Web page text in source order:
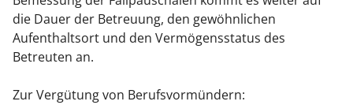
die Dauer der Betreuung, den gewöhnlichen
Aufenthaltsort und den Vermögensstatus des
Betreuten an.
Zur Vergütung von Berufsvormündern: